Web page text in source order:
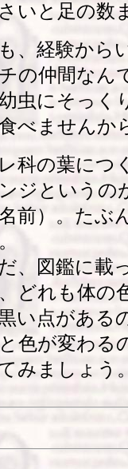
いと足の数
、経験から
の仲間なん
虫にそっく
べませんか
科の葉につ
ジというの
前）。たぶ
、図鑑に載
どれも体の
い点がある
色が変わる
みましょう。